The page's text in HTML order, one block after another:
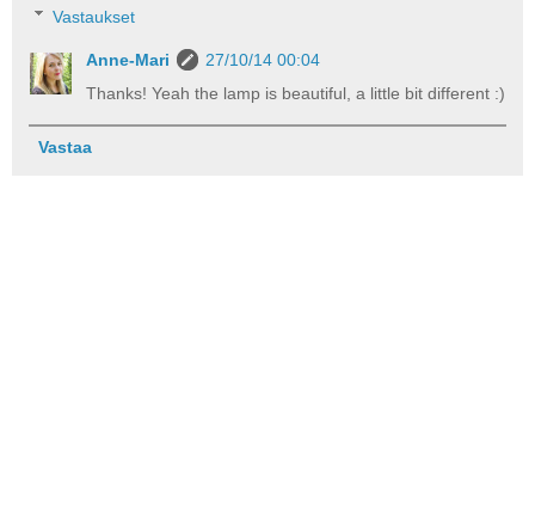
Vastaukset
Anne-Mari
27/10/14 00:04
Thanks! Yeah the lamp is beautiful, a little bit different :)
Vastaa